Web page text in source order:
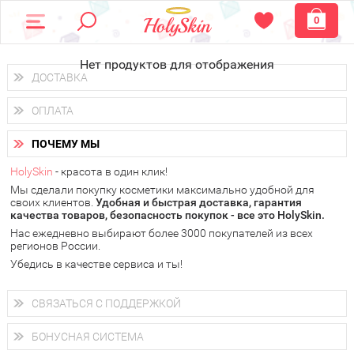
0
Нет продуктов для отображения
ДОСТАВКА
Доставка осуществляетсяпо всем городам России.
Вы можете выбрать доставку курьером, Почтой России или
получить заказ в пунктах выдачи PickPoint или пункте
самовывоза.
В 20 городах России доставка осуществляется ужена
следующий день.
у Вас всегда есть возможность получитьбесплатную
доставку от HolySkin.
подробнее об условиях доставки и оплаты в Вашем городе
ОПЛАТА
Вы можете оплатить свой заказ любым удобным способом:
наличными деньгами (
через интернет-банк (Альфа-банк, Сбербанк) и другими
электронными способами.
ПОЧЕМУ МЫ
HolySkin - красота в один клик!
Мы сделали покупку косметики максимально удобной для
своих клиентов. Удобная и быстрая доставка, гарантия
качества товаров, безопасность покупок - все это HolySkin.
Нас ежедневно выбирают более 3000 покупателей из всех
регионов России.
Убедись в качестве сервиса и ты!
СВЯЗАТЬСЯ С ПОДДЕРЖКОЙ
+7 (800) 707-24-55
Мы будем рады ответить на все Ваши вопросы по работе
магазина, проконсультировать по товарам, рассказать о
БОНУСНАЯ СИСТЕМА